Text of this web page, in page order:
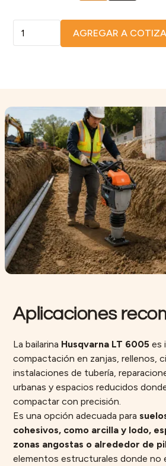
AGREGAR A
Aplicaciones
La bailarina Husqvarna LT 6005 es
compactación en zanjas, rellenos,
instalaciones de tubería,
urbanas y espacios reducidos
compactar con precisión.
Es una opción adecuada para
cohesivos, como arcilla y lodo,
zonas angostas o alrededor de
elementos estructurales donde no